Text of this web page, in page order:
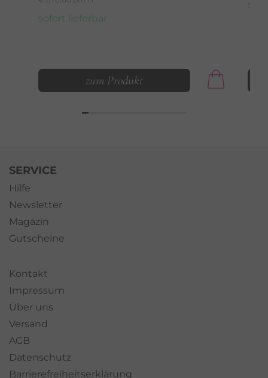
sofort lieferbar
zum Produkt
SERVICE
Hilfe
Newsletter
Magazin
Gutscheine
Kontakt
Impressum
Über uns
Versand
AGB
Datenschutz
Barrierefreiheitserklärung